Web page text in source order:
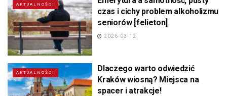
AKTUALNOŚCI
czas i cichy problem alkoholizmu
seniorów [felieton]
2026-03-12
AKTUALNOŚCI
Dlaczego warto odwiedzić
Kraków wiosną? Miejsca na
spacer i atrakcje!